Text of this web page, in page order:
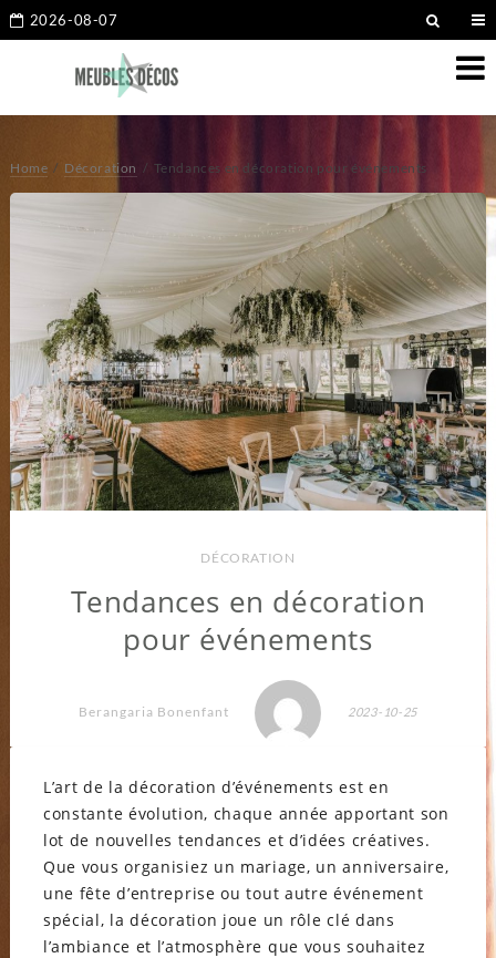
2026-08-07
Home Décoration Tendances en décoration pour événements
DÉCORATION
Tendances en décoration
pour événements
Berangaria Bonenfant 2023-10-25
L’art de la décoration d’événements est en
constante évolution, chaque année apportant son
lot de nouvelles tendances et d’idées créatives.
Que vous organisiez un mariage, un anniversaire,
une fête d’entreprise ou tout autre événement
spécial, la décoration joue un rôle clé dans
l’ambiance et l’atmosphère que vous souhaitez